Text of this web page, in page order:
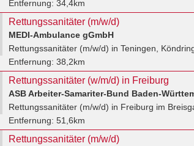
Entfernung: 34,4km
Rettungssanitäter (m/w/d)
MEDI-Ambulance gGmbH
Rettungssanitäter (m/w/d) in Teningen,
Entfernung: 38,2km
Rettungssanitäter (w/m/d) in Freiburg
Rettungssanitäter (m/w/d) in Freiburg im
Entfernung: 51,6km
Rettungssanitäter (m/w/d)